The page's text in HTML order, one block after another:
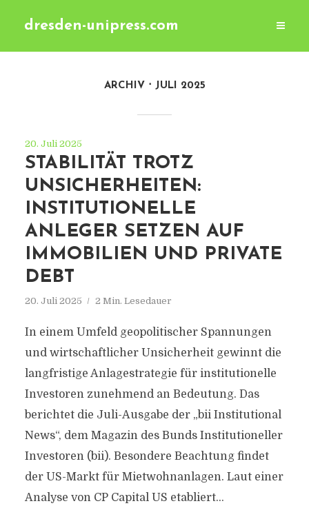
dresden-unipress.com
ARCHIV JULI 2025
20. Juli 2025
STABILITÄT TROTZ
UNSICHERHEITEN:
INSTITUTIONELLE
ANLEGER SETZEN AUF
IMMOBILIEN UND PRIVATE
DEBT
20. Juli 2025 2 Min. Lesedauer
In einem Umfeld geopolitischer Spannungen
und wirtschaftlicher Unsicherheit gewinnt die
langfristige Anlagestrategie für institutionelle
Investoren zunehmend an Bedeutung. Das
berichtet die Juli-Ausgabe der „bii Institutional
News“, dem Magazin des Bunds Institutioneller
Investoren (bii). Besondere Beachtung findet
der US-Markt für Mietwohnanlagen. Laut einer
Analyse von CP Capital US etabliert...